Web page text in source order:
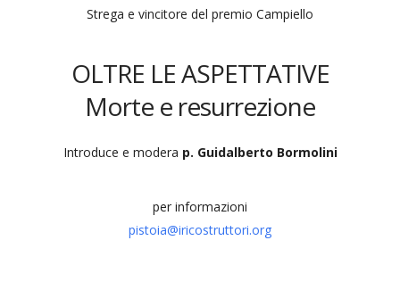
Strega e vincitore del premio Campiello
OLTRE LE ASPETTATIVE
Morte e resurrezione
Introduce e modera p. Guidalberto Bormolini
per informazioni
pistoia@iricostruttori.org